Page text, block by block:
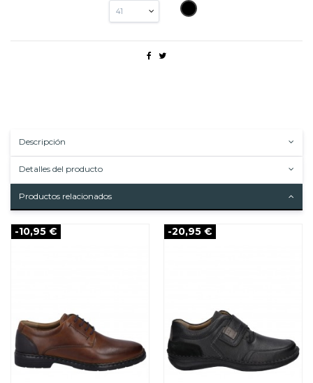
NEGRO
Descripción
Detalles del producto
Productos relacionados
-10,95 € -20,95 €